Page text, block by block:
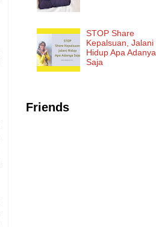
STOP Share
Kepalsuan, Jalani
Hidup Apa Adanya
Saja
Friends